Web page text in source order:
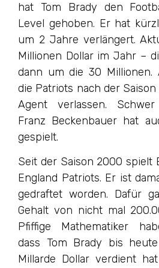
hat Tom Brady den
Level gehoben. Er hat
um 2 Jahre verlängert.
Millionen Dollar im Jahr –
dann um die 30 Millionen.
die Patriots nach der Saison
Agent verlassen.
Franz Beckenbauer hat
gespielt.
Seit der Saison 2000 spielt
England Patriots. Er ist
gedraftet worden. Dafür
Gehalt von nicht mal
Pfiffige Mathematiker
dass Tom Brady bis
Millarde Dollar verdient